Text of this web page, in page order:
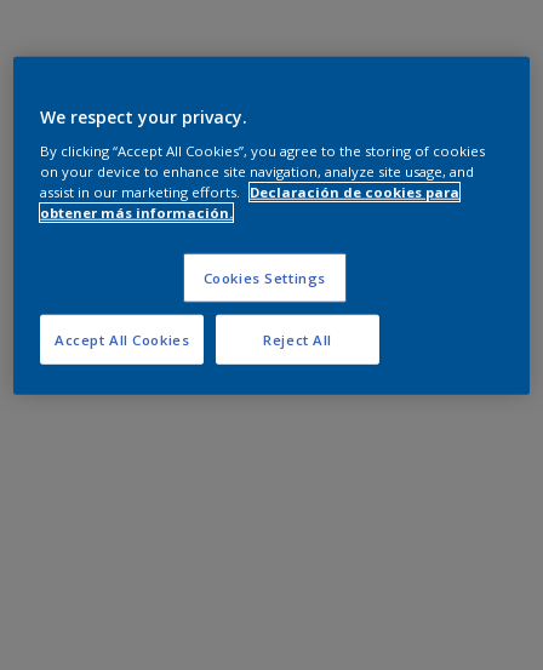
We respect your privacy.
By clicking “Accept All Cookies”, you agree to the storing of cookies
on your device to enhance site navigation, analyze site usage, and
assist in our marketing efforts.
Declaración de cookies para
obtener más información.
Cookies Settings
Reject All
Accept All Cookies